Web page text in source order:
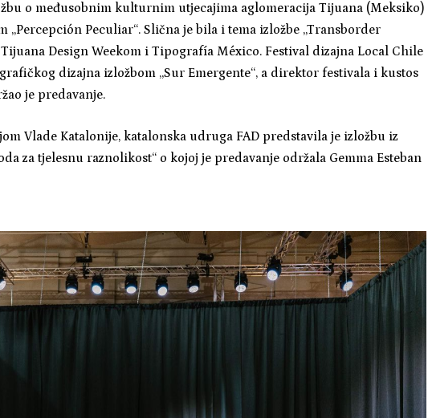
o međusobnim kulturnim utjecajima aglomeracija Tijuana (Meksiko)
„Percepción Peculiar“. Slična je bila i tema izložbe „Transborder
Design Weekom i Tipografía México. Festival dizajna Local Chile
dizajna izložbom „Sur Emergente“, a direktor festivala i kustos
je predavanje.
Vlade Katalonije, katalonska udruga FAD predstavila je izložbu iz
za tjelesnu raznolikost“ o kojoj je predavanje održala Gemma Esteban